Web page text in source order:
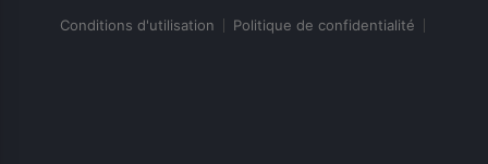
Conditions d'utilisation Politique de confidentialité